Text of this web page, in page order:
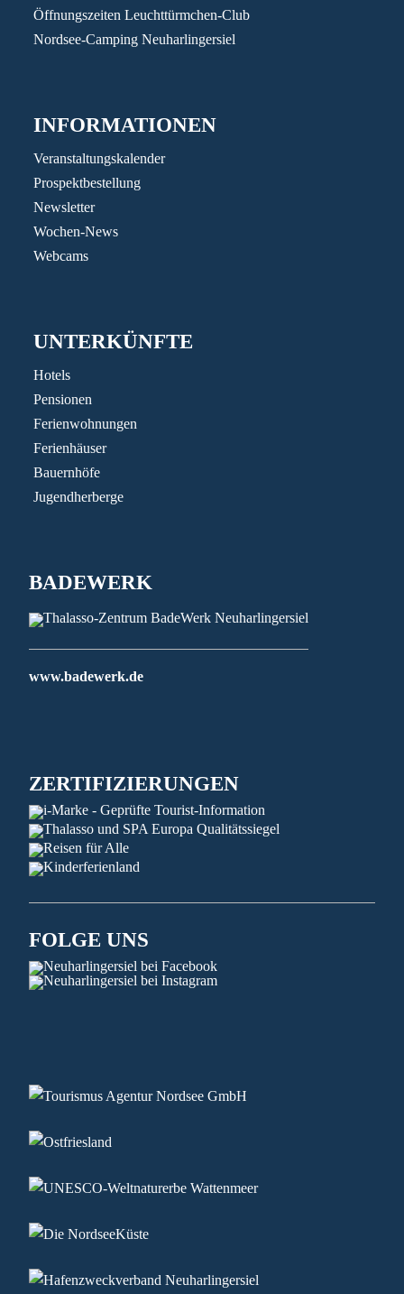
u
n
Öffnungszeiten Leuchttürmchen-Club
Nordsee-Camping Neuharlingersiel
INFORMATIONEN
Veranstaltungskalender
Prospektbestellung
Newsletter
Wochen-News
Webcams
UNTERKÜNFTE
Hotels
Pensionen
Ferienwohnungen
Ferienhäuser
Bauernhöfe
Jugendherberge
BADEWERK
www.badewerk.de
ZERTIFIZIERUNGEN
FOLGE UNS